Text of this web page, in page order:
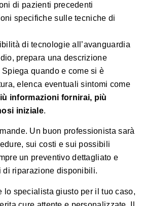
di pazienti precedenti
specifiche sulle tecniche di
di tecnologie all’avanguardia
prepara una descrizione
quando e come si è
elenca eventuali sintomi come
informazioni fornirai, più
iniziale.
Un buon professionista sarà
sui costi e sui possibili
un preventivo dettagliato e
di riparazione disponibili.
lo specialista giusto per il tuo caso,